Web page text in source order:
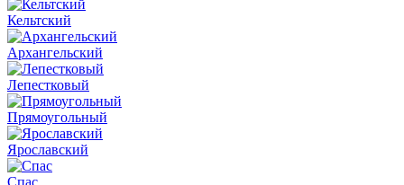
Кельтский
Архангельский
Лепестковый
Прямоугольный
Ярославский
Спас